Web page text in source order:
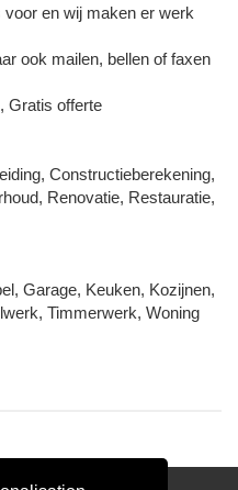
en wij maken er werk
ook mailen, bellen of faxen
Gratis offerte
Constructieberekening,
Renovatie, Restauratie,
Garage, Keuken, Kozijnen,
Timmerwerk, Woning